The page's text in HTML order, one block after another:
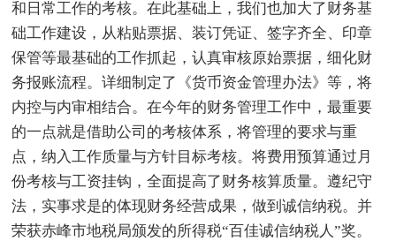
和日常工作的考核。在此基础上，我们也加大了财务基
础工作建设，从粘贴票据、装订凭证、签字齐全、印章
保管等最基础的工作抓起，认真审核原始票据，细化财
务报账流程。详细制定了《货币资金管理办法》等，将
内控与内审相结合。在今年的财务管理工作中，最重要
的一点就是借助公司的考核体系，将管理的要求与重
点，纳入工作质量与方针目标考核。将费用预算通过月
份考核与工资挂钩，全面提高了财务核算质量。遵纪守
法，实事求是的体现财务经营成果，做到诚信纳税。并
荣获赤峰市地税局颁发的所得税“百佳诚信纳税人”奖。